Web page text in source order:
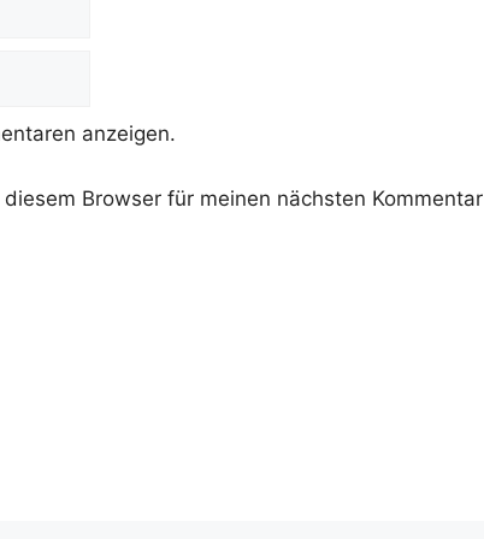
anzeigen.
Browser für meinen nächsten Kommentar